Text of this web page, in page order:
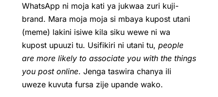
WhatsApp ni moja kati ya jukwaa zuri kuji-
brand. Mara moja moja si mbaya kupost utani
(meme) lakini isiwe kila siku wewe ni wa
kupost upuuzi tu. Usifikiri ni utani tu, people
are more likely to associate you with the things
you post online. Jenga taswira chanya ili
uweze kuvuta fursa zije upande wako.